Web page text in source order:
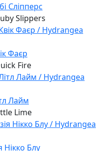
Сліпперс
Slippers
Фаєр
Fire
Лайм
Lime
Нікко Блу